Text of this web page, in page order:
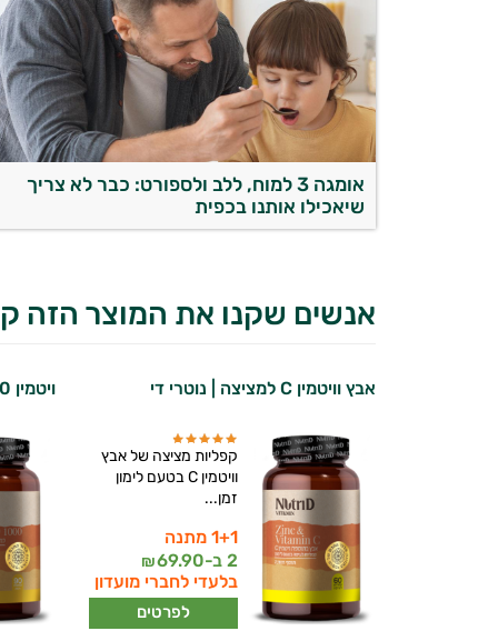
אומגה 3 למוח, ללב ולספורט: כבר לא צריך
שיאכילו אותנו בכפית
אנשים שקנו את המוצר הזה
אבץ וויטמין C למציצה | נוטרי די
קפליות מציצה של אבץ
וויטמין C בטעם לימון
זמן...
1+1 מתנה
2 ב-
69.90
₪
בלעדי לחברי מועדון
לפרטים
ויטמין D 1000 | נוטרי די
יועץ בריאות אישי AI